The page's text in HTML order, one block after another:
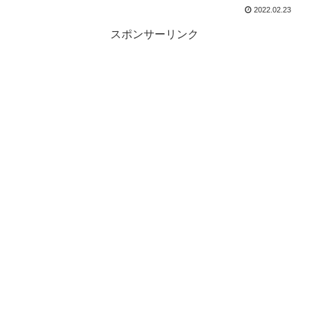
2022.02.23
スポンサーリンク